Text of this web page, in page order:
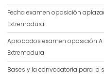
Fecha examen oposición
Extremadura
Aprobados examen oposición
Extremadura
Bases y la convocatoria para la